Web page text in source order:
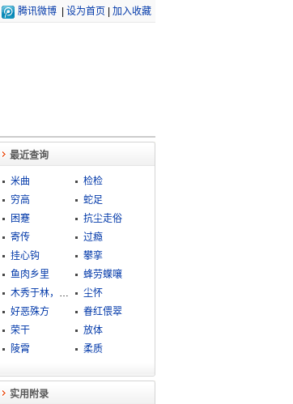
腾讯微博 设为首页 加入收藏
最近查询
米曲
检检
穷高
蛇足
困蹇
抗尘走俗
寄传
过瘾
挂心钩
攀挛
鱼肉乡里
蜂劳蝶嚷
木秀于林，风必摧之
尘怀
好恶殊方
眷红偎翠
荣干
放体
陵霄
柔质
实用附录